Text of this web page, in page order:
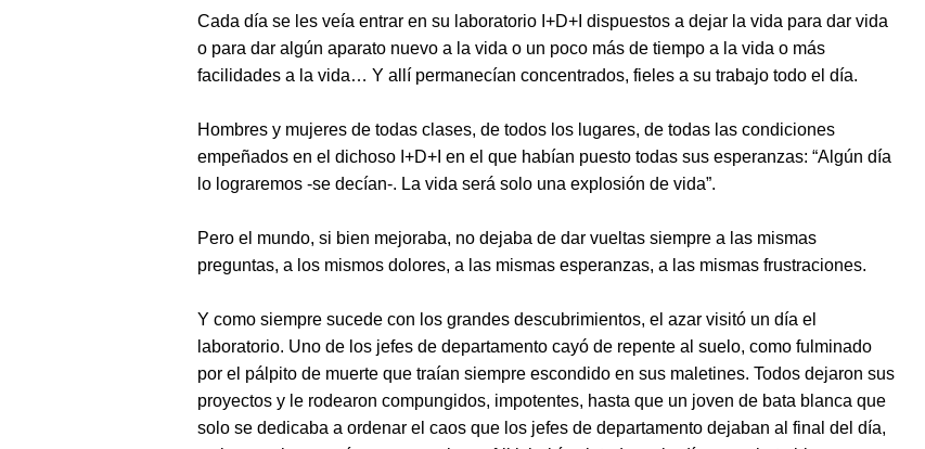
Cada día se les veía entrar en su laboratorio I+D+I dispuestos a dejar la vida para dar vida
o para dar algún aparato nuevo a la vida o un poco más de tiempo a la vida o más
facilidades a la vida… Y allí permanecían concentrados, fieles a su trabajo todo el día.
Hombres y mujeres de todas clases, de todos los lugares, de todas las condiciones
empeñados en el dichoso I+D+I en el que habían puesto todas sus esperanzas: “Algún día
lo lograremos -se decían-. La vida será solo una explosión de vida”.
Pero el mundo, si bien mejoraba, no dejaba de dar vueltas siempre a las mismas
preguntas, a los mismos dolores, a las mismas esperanzas, a las mismas frustraciones.
Y como siempre sucede con los grandes descubrimientos, el azar visitó un día el
laboratorio. Uno de los jefes de departamento cayó de repente al suelo, como fulminado
por el pálpito de muerte que traían siempre escondido en sus maletines. Todos dejaron sus
proyectos y le rodearon compungidos, impotentes, hasta que un joven de bata blanca que
solo se dedicaba a ordenar el caos que los jefes de departamento dejaban al final del día,